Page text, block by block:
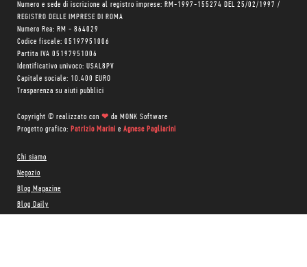
Numero e sede di iscrizione al registro imprese: RM-1997-155274 DEL 25/02/1997 /
REGISTRO DELLE IMPRESE DI ROMA
Numero Rea: RM - 864029
Codice fiscale: 05197951006
Partita IVA 05197951006
Identificativo univoco: USAL8PV
Capitale sociale: 10.400 EURO
Trasparenza su aiuti pubblici
Copyright © realizzato con ❤ da MONK Software
Progetto grafico: Patrizio Marini e Agnese Pagliarini
Chi siamo
Negozio
Blog Magazine
Blog Daily